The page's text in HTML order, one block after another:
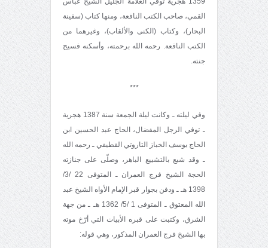
القمي، صاحب الكتب النافعة، ومنها كتاب (سفينة
البحار)، وكتاب (الكنى والألقاب)، وغيرهما من
الكتب النافعة. رحمه الله برحمته، وأسكنه فسيح
جنته.
***
وفي ليلته ـ وكانت ليلة الجمعة سنة 1387 هجرية
ـ توفي الرجل المفضال، الحاج عبد الحسين ابن
الحاج يوسف الخباز التاروتي القطيفي ـ رحمه الله
ـ وقد شيع بالتشييع الباهر، وصلّى على جنازته
الحجة الشيخ فرج العمران ـ المتوفى 22 /3/
1398 هـ ـ ودفن بجوار قبر الإمام الأواه الشيخ عبد
الله المعتوق ـ المتوفى 1 /5/ 1362 هـ ـ من جهة
الشرق، وكتبت على قبره الأبيات التي أرّخ موته
بها الشيخ فرج العمران المذكور، وهي قوله: